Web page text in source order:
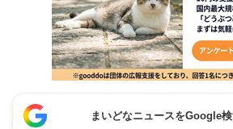
まいどなニュースをGoogle